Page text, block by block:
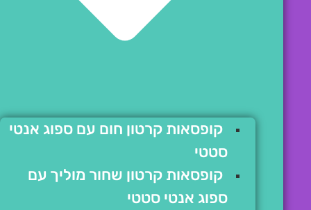
קופסאות קרטון חום עם ספוג אנטי
סטטי
קופסאות קרטון שחור מוליך עם
ספוג אנטי סטטי